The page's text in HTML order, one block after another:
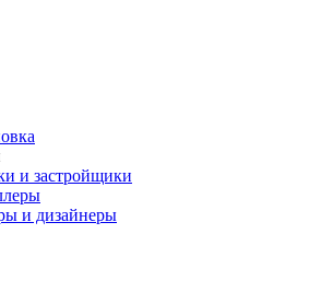
и застройщики
и дизайнеры